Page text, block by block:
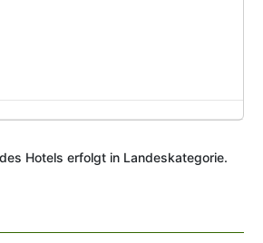
Hotels erfolgt in Landeskategorie.